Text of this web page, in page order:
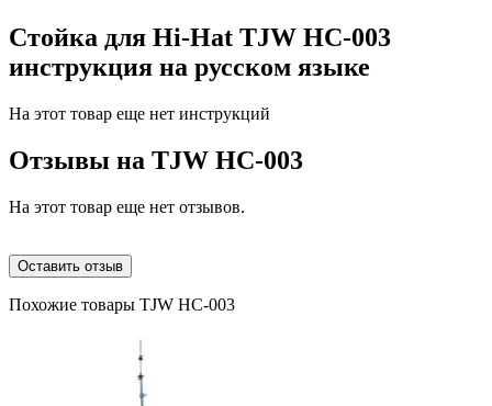
Стойка для Hi-Hat TJW HC-003
инструкция на русском языке
На этот товар еще нет инструкций
Отзывы на TJW HC-003
На этот товар еще нет отзывов.
Оставить отзыв
Похожие товары TJW HC-003